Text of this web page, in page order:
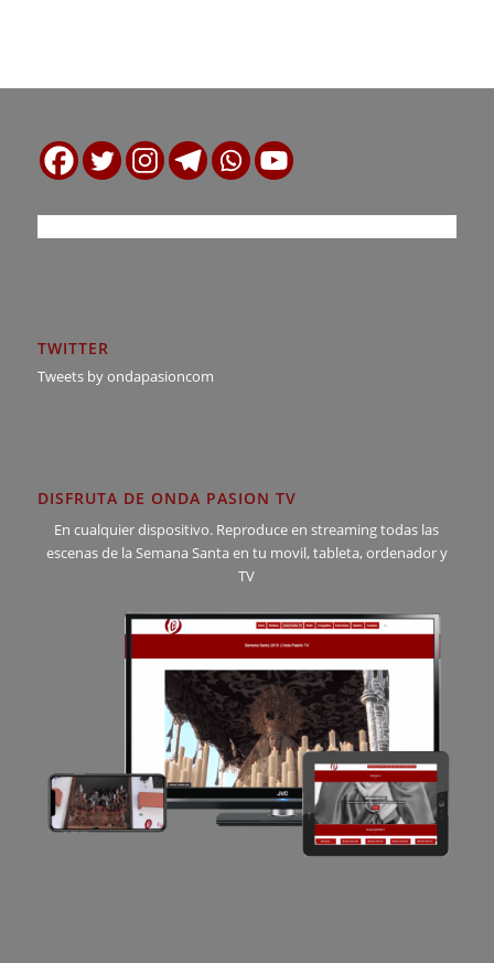
TWITTER
Tweets by ondapasioncom
DISFRUTA DE ONDA PASION TV
En cualquier dispositivo. Reproduce en streaming todas las
escenas de la Semana Santa en tu movil, tableta, ordenador y
TV